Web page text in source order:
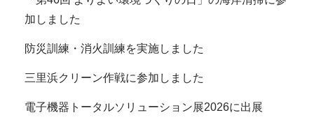
加しました
防災訓練・消火訓練を実施しました
三里浜クリーン作戦に参加しました
電子機器トータルソリューション展2026に出展